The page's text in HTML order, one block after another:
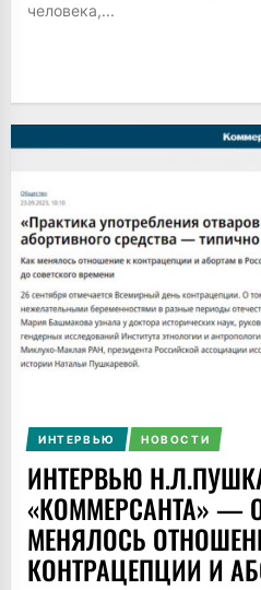
человека,...
ИНТЕРВЬЮ НОВОСТИ
ИНТЕРВЬЮ
«КОММЕРСАНТА» —
МЕНЯЛОСЬ
КОНТРАЦЕПЦИИ И